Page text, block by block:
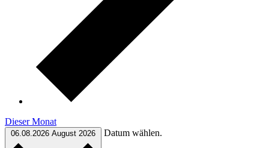
Dieser Monat
06.08.2026 August 2026 Datum wählen.